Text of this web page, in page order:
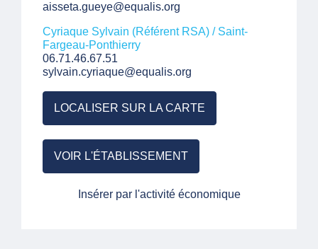
aisseta.gueye@equalis.org
Cyriaque Sylvain (Référent RSA) / Saint-
Fargeau-Ponthierry
06.71.46.67.51
sylvain.cyriaque@equalis.org
LOCALISER SUR LA CARTE
VOIR L'ÉTABLISSEMENT
Insérer par l'activité économique